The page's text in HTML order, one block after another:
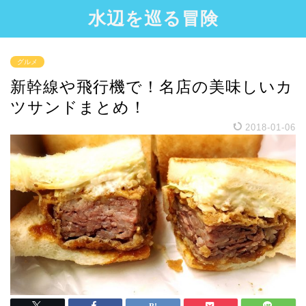
水辺を巡る冒険
グルメ
新幹線や飛行機で！名店の美味しいカ
ツサンドまとめ！
2018-01-06